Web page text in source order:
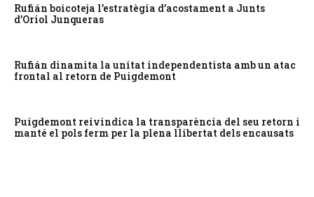
Rufián boicoteja l’estratègia d’acostament a Junts
d’Oriol Junqueras
Rufián dinamita la unitat independentista amb un atac
frontal al retorn de Puigdemont
Puigdemont reivindica la transparència del seu retorn i
manté el pols ferm per la plena llibertat dels encausats